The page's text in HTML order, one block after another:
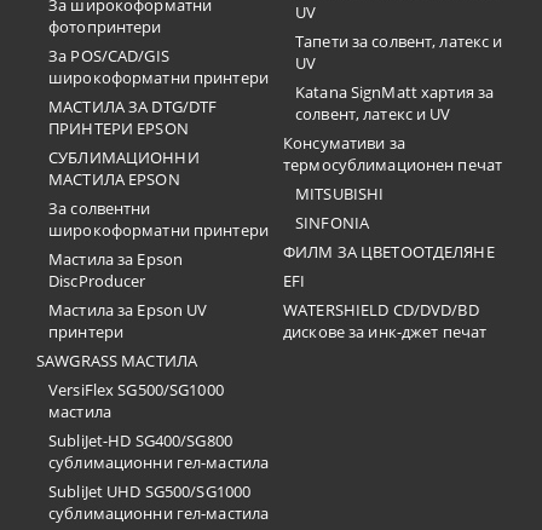
За широкоформатни
фотопринтери
За POS/CAD/GIS
широкоформатни принтери
МАСТИЛА ЗА DTG/DTF
ПРИНТЕРИ EPSON
СУБЛИМАЦИОННИ
МАСТИЛА EPSON
За солвентни
широкоформатни принтери
Мастила за Epson
DiscProducer
Мастила за Epson UV
принтери
SAWGRASS МАСТИЛА
VersiFlex SG500/SG1000
мастила
SubliJet-HD SG400/SG800
сублимационни гел-мастила
SubliJet UHD SG500/SG1000
сублимационни гел-мастила
UV
Тапети за солвент, латекс и
UV
Katana SignMatt хартия за
солвент, латекс и UV
Консумативи за
термосублимационен печат
MITSUBISHI
SINFONIA
ФИЛМ ЗА ЦВЕТООТДЕЛЯНЕ
EFI
WATERSHIELD CD/DVD/BD
дискове за инк-джет печат